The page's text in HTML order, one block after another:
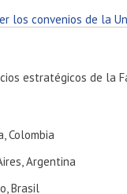
los convenios de la
estratégicos de la
Colombia
Argentina
Brasil